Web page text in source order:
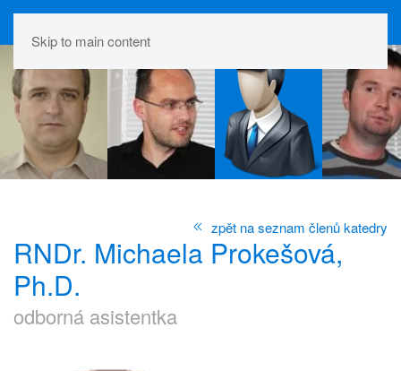
Skip to main content
zpět na seznam členů katedry
RNDr. Michaela Prokešová,
Ph.D.
odborná asistentka